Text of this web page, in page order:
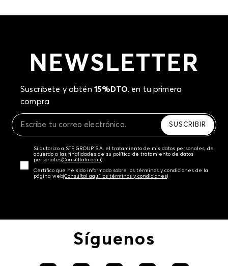
NEWSLETTER
Suscríbete y obtén 15%DTO. en tu primera
compra
SUSCRIBIR
Sí autorizo a STF GROUP S.A. el tratamiento de mis datos personales, de
acuerdo a las finalidades de su política de tratamiento de datos
personales‎(Consúltala aquí)
Certifico que he sido informado sobre los términos y condiciones de la
página web‎(Consúltal aquí los términos y condiciones)
Síguenos